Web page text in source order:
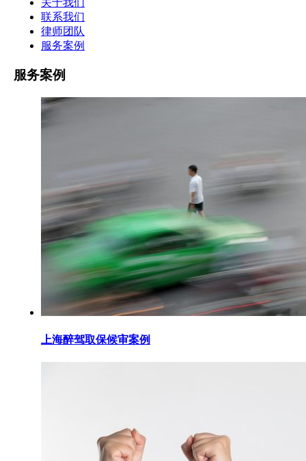
关于我们
联系我们
律师团队
服务案例
服务案例
上海醉驾取保候审案例